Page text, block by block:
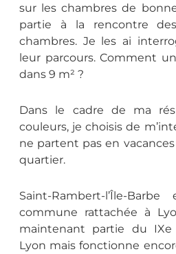
sur les chambres de
partie à la rencontre
chambres. Je les ai
leur parcours. Comment
dans 9 m² ?
Dans le cadre de ma
couleurs, je choisis de
ne partent pas en
quartier.
Saint-Rambert-l’Île-
commune rattachée à
maintenant partie du IXe
Lyon mais fonctionne